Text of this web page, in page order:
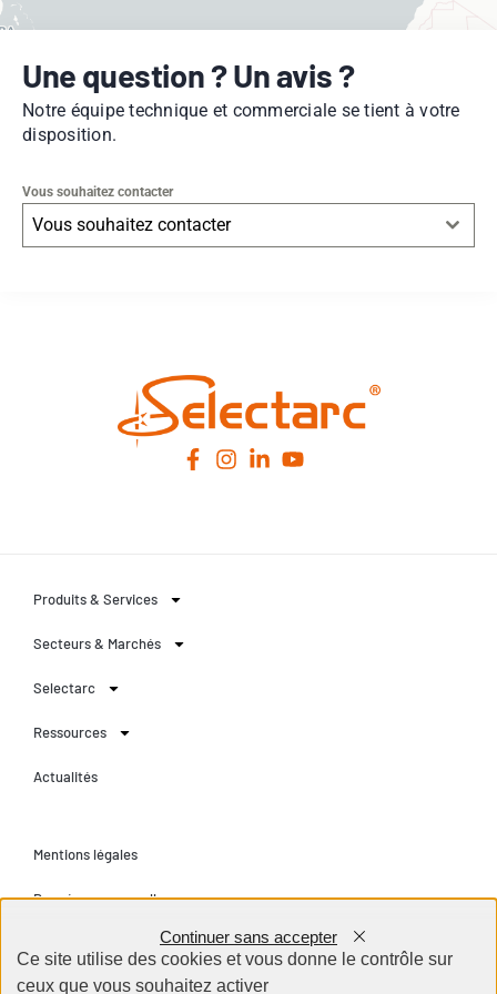
Une question ? Un avis ?
Notre équipe technique et commerciale se tient à votre
disposition.
Vous souhaitez contacter
Vous souhaitez contacter
Produits & Services
Secteurs & Marchés
Selectarc
Ressources
Actualités
Mentions légales
Données personnelles
Conditions générales
Contact
Ce site utilise des cookies et vous donne le contrôle sur
ceux que vous souhaitez activer
Continuer sans accepter